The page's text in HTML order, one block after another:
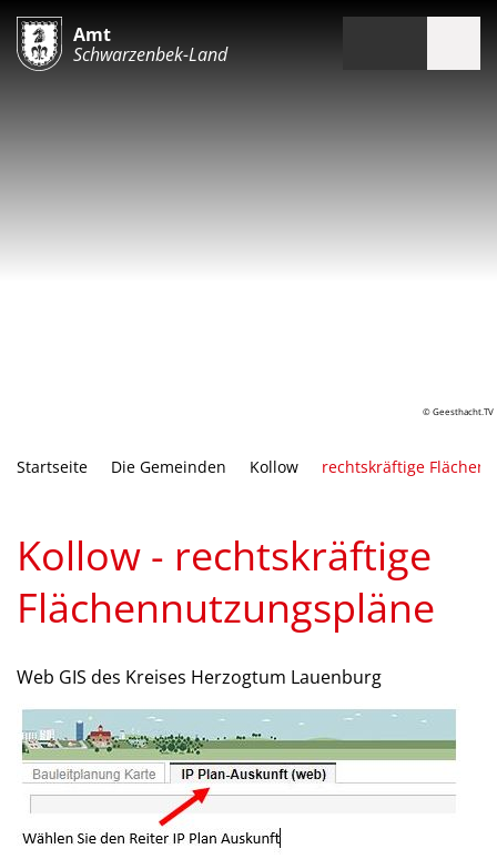
Amt
Schwarzenbek-Land
© Geesthacht.TV
Startseite Die Gemeinden Kollow rechtskräftige
Kollow - rechtskräftige
Flächennutzungspläne
Web GIS des Kreises Herzogtum Lauenburg